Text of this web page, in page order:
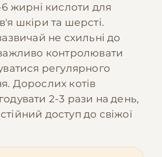
жирні кислоти для
шкіри та шерсті.
не схильні до
контролювати
регулярного
Дорослих котів
2-3 рази на день,
доступ до свіжої